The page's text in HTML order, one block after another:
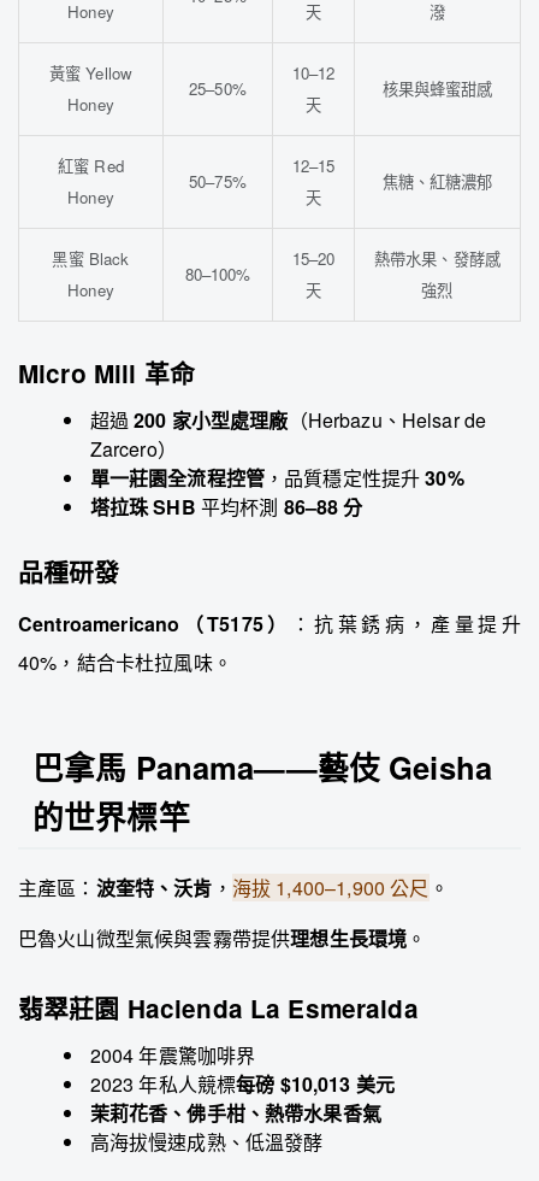
Honey 天 潑
黃蜜 Yellow
Honey
25–50%
10–12
天
核果與蜂蜜甜感
紅蜜 Red
Honey
50–75%
12–15
天
焦糖、紅糖濃郁
黑蜜 Black
Honey
80–100%
15–20
天
熱帶水果、發酵感
強烈
Micro Mill 革命
超過200 家小型處理廠 （Herbazu、Helsar de
Zarcero）
單一莊園全流程控管 ，品質穩定性提升30%
塔拉珠 SHB 平均杯測 86–88 分
品種研發
Centroamericano（T5175）
：抗葉銹病，產量提升
40%，結合卡杜拉風味。
巴拿馬 Panama——藝伎 Geisha
的世界標竿
主產區： 波奎特、沃肯 ， 海拔 1,400–1,900 公尺 。
巴魯火山微型氣候與雲霧帶提供理想生長環境 。
翡翠莊園 Hacienda La Esmeralda
2004 年震驚咖啡界
2023 年私人競標每磅 $10,013 美元
茉莉花香、佛手柑、熱帶水果香氣
高海拔慢速成熟、低溫發酵